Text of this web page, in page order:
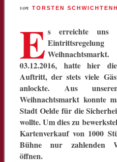
von TORSTEN
E s erreichte uns
03.12.2016, hatte hier
Auftritt, der stets viele
anlockte. Aus
Weihnachtsmarkt konnte
Stadt Oelde für die
wollte. Um dies zu
Kartenverkauf von 1000
Bühne nur zahlenden
öffnen.